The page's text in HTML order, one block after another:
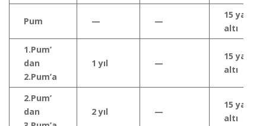
Pum — —
15 yaş
altı
1.Pum’
dan
2.Pum’a
1 yıl —
15 yaş
altı
2.Pum’
dan
2 yıl —
15 yaş
altı